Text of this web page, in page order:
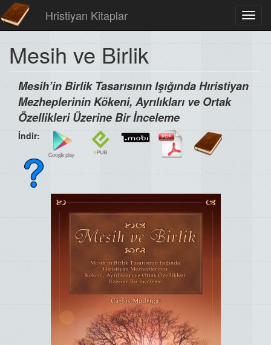
Hristiyan Kitaplar
Mesih ve Birlik
Mesih’in Birlik Tasarısının Işığında Hıristiyan
Mezheplerinin Kökeni, Ayrılıkları ve Ortak
Özellikleri Üzerine Bir İnceleme
İndir: